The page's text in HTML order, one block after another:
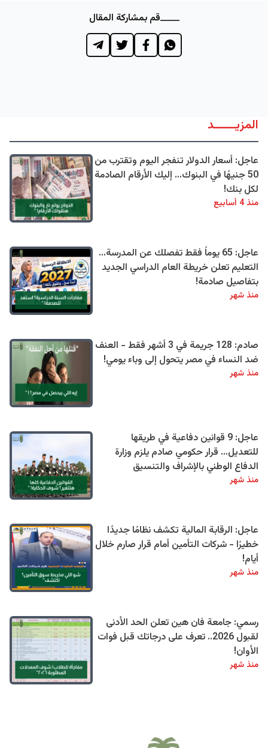
قم بمشاركة المقال
المزيــــــد
عاجل: أسعار الدولار تنفجر اليوم وتقترب من
50 جنيهًا في البنوك... إليك الأرقام الصادمة
لكل بنك!
منذ 4 أسابيع
عاجل: 65 يوماً فقط تفصلك عن المدرسة...
التعليم تعلن خريطة العام الدراسي الجديد
بتفاصيل صادمة!
منذ شهر
صادم: 128 جريمة في 3 أشهر فقط - العنف
ضد النساء في مصر يتحول إلى وباء يومي!
منذ شهر
عاجل: 9 قوانين دفاعية في طريقها
للتعديل… قرار حكومي صادم يلزم وزارة
الدفاع الوطني بالإشراف والتنسيق
منذ شهر
عاجل: الرقابة المالية تكشف نظامًا جديدًا
خطيرًا - شركات التأمين أمام قرار صارم خلال
أيام!
منذ شهر
رسمي: جامعة فان هين تعلن الحد الأدنى
لقبول 2026.. تعرف على درجاتك قبل فوات
الأوان!
منذ شهر